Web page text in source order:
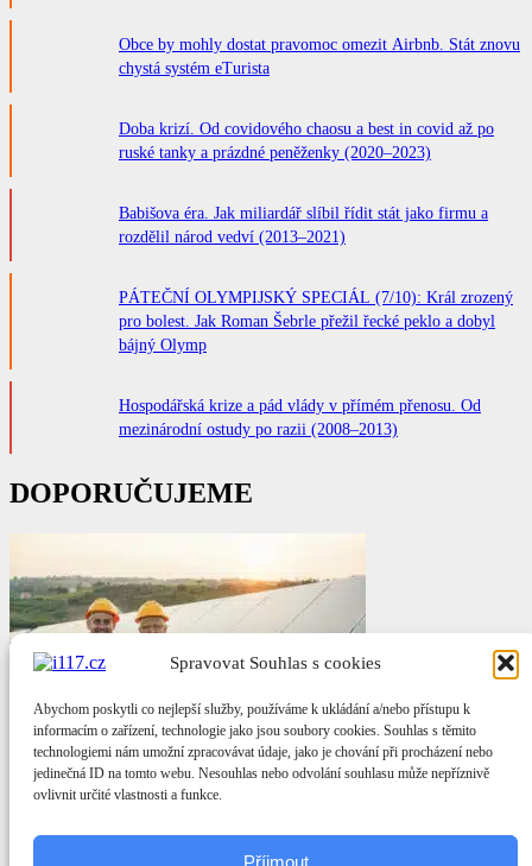
Spravovat Souhlas s cookies
Abychom poskytli co nejlepší služby, používáme k ukládání a/nebo přístupu k
informacím o zařízení, technologie jako jsou soubory cookies. Souhlas s těmito
technologiemi nám umožní zpracovávat údaje, jako je chování při procházení nebo
jedinečná ID na tomto webu. Nesouhlas nebo odvolání souhlasu může nepříznivě
ovlivnit určité vlastnosti a funkce.
Příjmout
Obce by mohly dostat pravomoc omezit Airbnb. Stát znovu
chystá systém eTurista
Doba krizí. Od covidového chaosu a best in covid až po
ruské tanky a prázdné peněženky (2020–2023)
Babišova éra. Jak miliardář slíbil řídit stát jako firmu a
rozdělil národ vedví (2013–2021)
PÁTEČNÍ OLYMPIJSKÝ SPECIÁL (7/10): Král zrozený
pro bolest. Jak Roman Šebrle přežil řecké peklo a dobyl
bájný Olymp
Hospodářská krize a pád vlády v přímém přenosu. Od
mezinárodní ostudy po razii (2008–2013)
DOPORUČUJEME
Domácí politika
Sněmovna schválila novelu o komunitní energetice: